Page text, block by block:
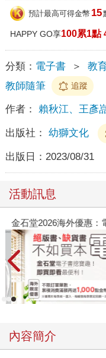
預計最高可得金幣 15
HAPPY GO享100累1點
分類： 電子書 ＞ 教
教師隨筆
追蹤
作者： 賴秋江、王彥
出版社： 幼獅文化
出版日： 2023/08/31
活動訊息
金石堂2026海外優惠：
內容簡介